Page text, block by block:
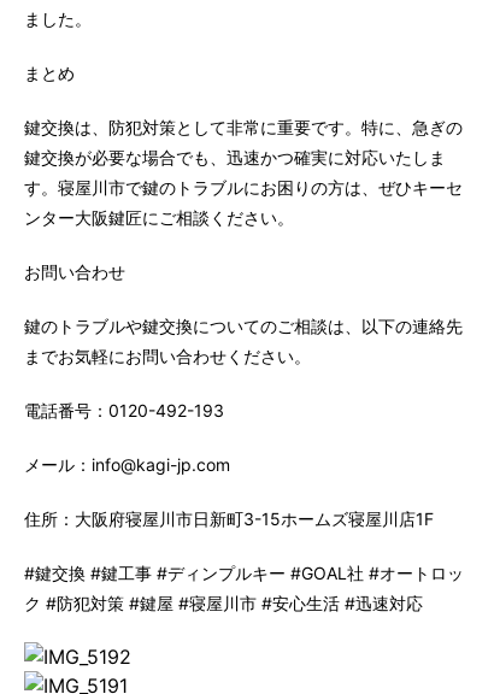
ました。
まとめ
鍵交換は、防犯対策として非常に重要です。特に、急ぎの
鍵交換が必要な場合でも、迅速かつ確実に対応いたしま
す。寝屋川市で鍵のトラブルにお困りの方は、ぜひキーセ
ンター大阪鍵匠にご相談ください。
お問い合わせ
鍵のトラブルや鍵交換についてのご相談は、以下の連絡先
までお気軽にお問い合わせください。
電話番号：0120-492-193
メール：info@kagi-jp.com
住所：大阪府寝屋川市日新町3-15ホームズ寝屋川店1F
#鍵交換 #鍵工事 #ディンプルキー #GOAL社 #オートロッ
ク #防犯対策 #鍵屋 #寝屋川市 #安心生活 #迅速対応